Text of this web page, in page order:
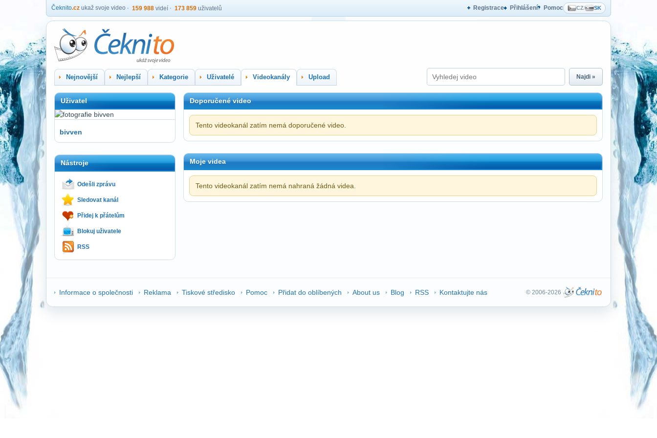
Čeknito.cz ukaž svoje video 159 988 videí 173 859 uživatelů Registrace Přihlášení Pomoc CZ/ SK
Nejnovější Nejlepší Kategorie Uživatelé Videokanály Upload Najdi »
Uživatel
bivven
Nástroje
Odešli zprávu
Sledovat kanál
Přidej k přátelům
Blokuj uživatele
RSS
Doporučené video
Tento videokanál zatím nemá doporučené video.
Moje videa
Tento videokanál zatím nemá nahraná žádná videa.
Informace o společnosti Reklama Tiskové středisko Pomoc Přidat do oblíbených About us Blog RSS Kontaktujte nás © 2006-2026